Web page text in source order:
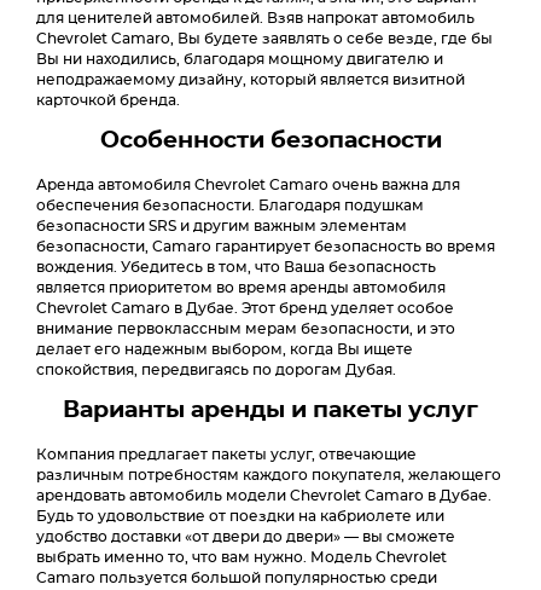
для ценителей автомобилей. Взяв напрокат автомобиль
Chevrolet Camaro, Вы будете заявлять о себе везде, где бы
Вы ни находились, благодаря мощному двигателю и
неподражаемому дизайну, который является визитной
карточкой бренда.
Особенности безопасности
Аренда автомобиля Chevrolet Camaro очень важна для
обеспечения безопасности. Благодаря подушкам
безопасности SRS и другим важным элементам
безопасности, Camaro гарантирует безопасность во время
вождения. Убедитесь в том, что Ваша безопасность
является приоритетом во время аренды автомобиля
Chevrolet Camaro в Дубае. Этот бренд уделяет особое
внимание первоклассным мерам безопасности, и это
делает его надежным выбором, когда Вы ищете
спокойствия, передвигаясь по дорогам Дубая.
Варианты аренды и пакеты услуг
Компания предлагает пакеты услуг, отвечающие
различным потребностям каждого покупателя, желающего
арендовать автомобиль модели Chevrolet Camaro в Дубае.
Будь то удовольствие от поездки на кабриолете или
удобство доставки «от двери до двери» — вы сможете
выбрать именно то, что вам нужно. Модель Chevrolet
Camaro пользуется большой популярностью среди